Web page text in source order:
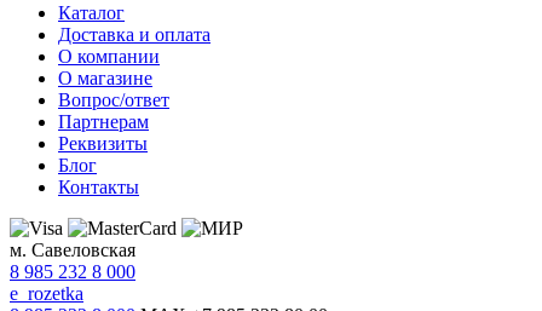
Каталог
Доставка и оплата
О компании
О магазине
Вопрос/ответ
Партнерам
Реквизиты
Блог
Контакты
м. Савеловская
8 985 232 8 000
e_rozetka